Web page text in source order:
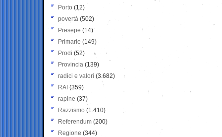
Porto (12)
povertà (502)
Presepe (14)
Primarie (149)
Prodi (52)
Provincia (139)
radici e valori (3.682)
RAI (359)
rapine (37)
Razzismo (1.410)
Referendum (200)
Regione (344)